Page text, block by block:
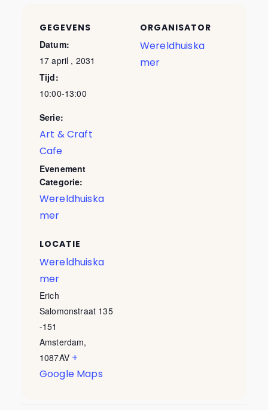
GEGEVENS
Datum:
17 april , 2031
Tijd:
10:00-13:00
Serie:
Art & Craft
Cafe
Evenement
Categorie:
Wereldhuiska
mer
LOCATIE
Wereldhuiska
mer
Erich
Salomonstraat 135
-151
Amsterdam,
1087AV +
Google Maps
ORGANISATOR
Wereldhuiska
mer